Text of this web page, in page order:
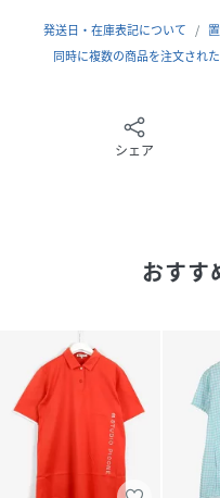
発送日・在庫表記について
同時に複数の商品を注文され
シェア
おすす